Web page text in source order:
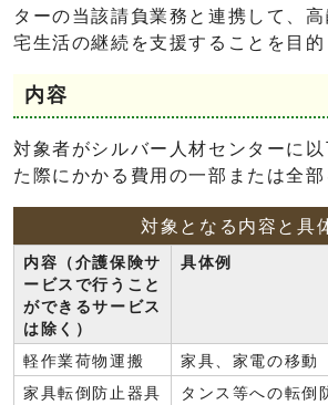
ターの当該請負業務と連携して、
宅生活の継続を支援することを目的
内容
対象者がシルバー人材センターに
た際にかかる費用の一部または全部
対象となる内容と具
内容（介護保険サ
ービスで行うこと
ができるサービス
は除く）
具体例
軽作業荷物運搬
家具、家電の移動
家具転倒防止器具
タンス等への転倒